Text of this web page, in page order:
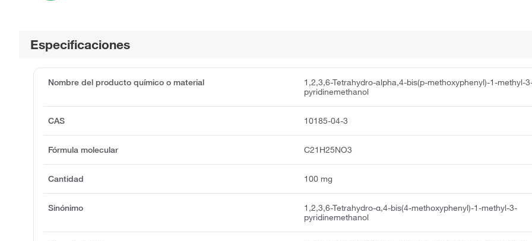
Especificaciones
Nombre del producto químico o material
1,2,3,6-Tetrahydro-alpha,4-bis(p-methoxyphenyl)-1-methyl-
pyridinemethanol
CAS 10185-04-3
Fórmula molecular C21H25NO3
Cantidad 100 mg
Sinónimo
1,2,3,6-Tetrahydro-α,4-bis(4-methoxyphenyl)-1-methyl-3-
pyridinemethanol